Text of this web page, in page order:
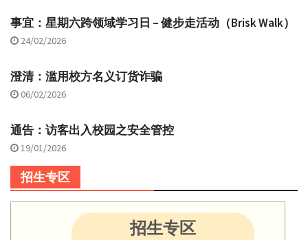
事宜：星期六跨领域学习日 – 健步走活动（Brisk Walk）
24/02/2026
澄清：滥用校方名义订货诈骗
06/02/2026
通告：访客出入校园之安全管控
19/01/2026
招生专区
招生专区